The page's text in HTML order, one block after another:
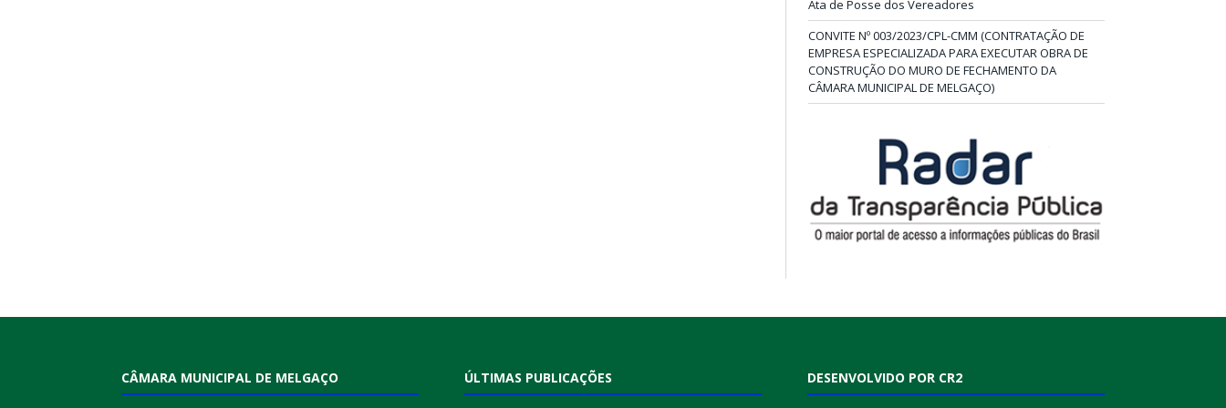
Ata de Posse dos Vereadores
CONVITE Nº 003/2023/CPL-CMM (CONTRATAÇÃO DE
EMPRESA ESPECIALIZADA PARA EXECUTAR OBRA DE
CONSTRUÇÃO DO MURO DE FECHAMENTO DA
CÂMARA MUNICIPAL DE MELGAÇO)
CÂMARA MUNICIPAL DE MELGAÇO ÚLTIMAS PUBLICAÇÕES DESENVOLVIDO POR CR2